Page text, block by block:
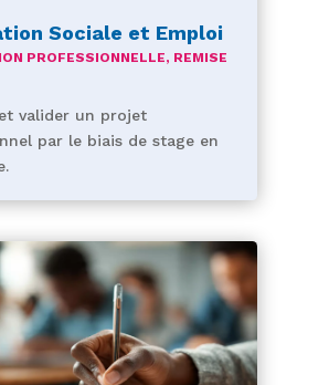
Sociale et Emploi
PROFESSIONNELLE, REMISE
valider un projet
par le biais de stage en